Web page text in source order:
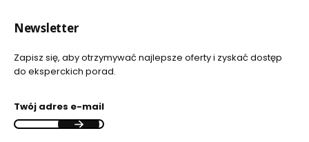
Newsletter
Zapisz się, aby otrzymywać najlepsze oferty i zyskać dostęp
do eksperckich porad.
Twój adres e-mail